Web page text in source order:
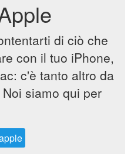
di ciò che
con il tuo iPhone,
c'è tanto altro da
siamo qui per